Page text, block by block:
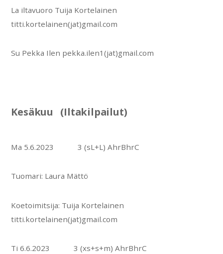
La iltavuoro Tuija Kortelainen
titti.kortelainen(jat)gmail.com
Su Pekka Ilen pekka.ilen1(jat)gmail.com
Kesäkuu (Iltakilpailut)
Ma 5.6.2023 3 (sL+L) AhrBhrC
Tuomari: Laura Mättö
Koetoimitsija: Tuija Kortelainen
titti.kortelainen(jat)gmail.com
Ti 6.6.2023 3 (xs+s+m) AhrBhrC